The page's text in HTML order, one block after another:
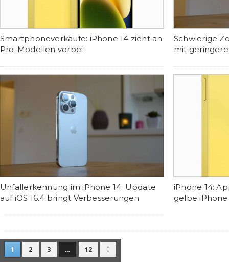
Smartphoneverkäufe: iPhone 14 zieht an
Pro-Modellen vorbei
Schwierige
mit
Unfallerkennung im iPhone 14: Update
auf iOS 16.4 bringt Verbesserungen
iPhone 14:
gelbe iPhone
1 2 3 … 12 